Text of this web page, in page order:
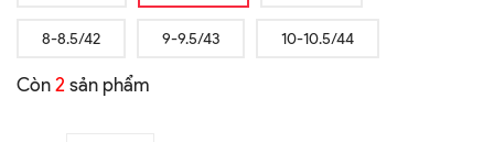
8-8.5/42 9-9.5/43 10-10.5/44
Còn 2 sản phẩm